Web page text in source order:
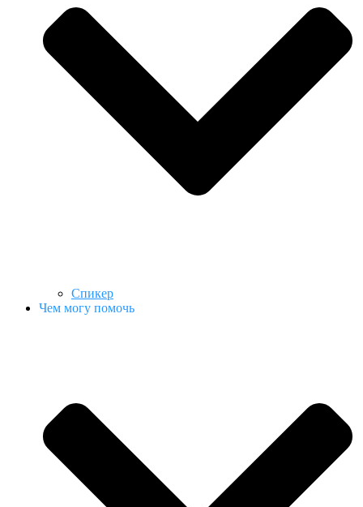
Спикер
Чем могу помочь